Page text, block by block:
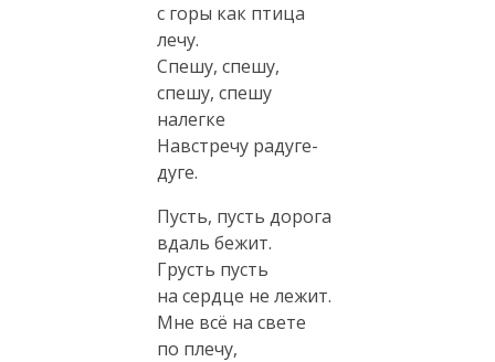
с горы как птица
лечу.
Спешу, спешу,
спешу, спешу
налегке
Навстречу радуге-
дуге.
Пусть, пусть дорога
вдаль бежит.
Грусть пусть
на сердце не лежит.
Мне всё на свете
по плечу,